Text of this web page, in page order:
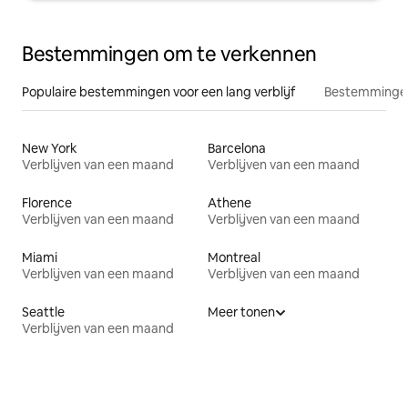
Bestemmingen om te verkennen
Populaire bestemmingen voor een lang verblijf
New York
Verblijven van een maand
Barcelona
Verblijven van een maand
Florence
Verblijven van een maand
Athene
Verblijven van een maand
Miami
Verblijven van een maand
Montreal
Verblijven van een maand
Seattle
Verblijven van een maand
Meer tonen